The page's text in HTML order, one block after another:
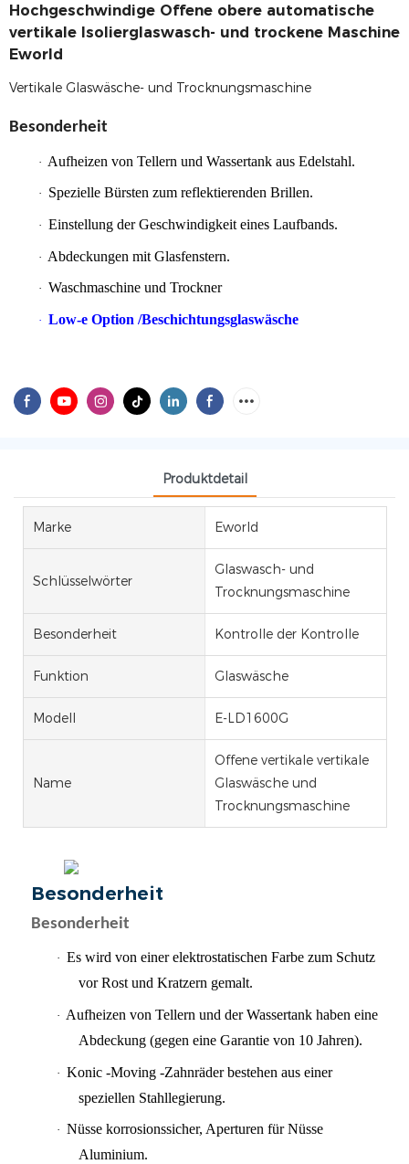
Hochgeschwindige Offene obere automatische
vertikale Isolierglaswasch- und trockene Maschine
Eworld
Vertikale Glaswäsche- und Trocknungsmaschine
Besonderheit
· Aufheizen von Tellern und Wassertank aus Edelstahl.
· Spezielle Bürsten zum reflektierenden Brillen.
· Einstellung der Geschwindigkeit eines Laufbands.
· Abdeckungen mit Glasfenstern.
· Waschmaschine und Trockner
· Low-e Option /Beschichtungsglaswäsche
Produktdetail
Marke Eworld
Schlüsselwörter
Glaswasch- und
Trocknungsmaschine
Besonderheit Kontrolle der Kontrolle
Funktion Glaswäsche
Modell E-LD1600G
Name
Offene vertikale vertikale
Glaswäsche und
Trocknungsmaschine
Besonderheit
Besonderheit
· Es wird von einer elektrostatischen Farbe zum Schutz
vor Rost und Kratzern gemalt.
· Aufheizen von Tellern und der Wassertank haben eine
Abdeckung (gegen eine Garantie von 10 Jahren).
· Konic -Moving -Zahnräder bestehen aus einer
speziellen Stahllegierung.
· Nüsse korrosionssicher, Aperturen für Nüsse
Aluminium.